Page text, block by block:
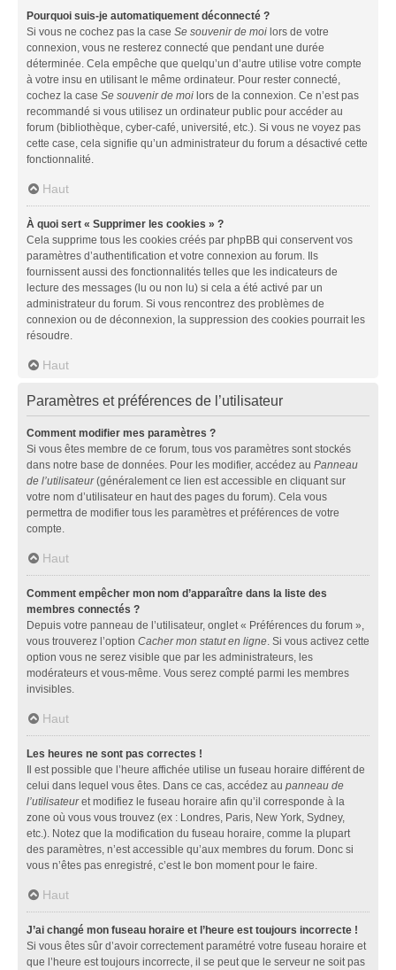
Pourquoi suis-je automatiquement déconnecté ?
Si vous ne cochez pas la case Se souvenir de moi lors de votre
connexion, vous ne resterez connecté que pendant une durée
déterminée. Cela empêche que quelqu’un d’autre utilise votre compte
à votre insu en utilisant le même ordinateur. Pour rester connecté,
cochez la case Se souvenir de moi lors de la connexion. Ce n’est pas
recommandé si vous utilisez un ordinateur public pour accéder au
forum (bibliothèque, cyber-café, université, etc.). Si vous ne voyez pas
cette case, cela signifie qu’un administrateur du forum a désactivé cette
fonctionnalité.
Haut
À quoi sert « Supprimer les cookies » ?
Cela supprime tous les cookies créés par phpBB qui conservent vos
paramètres d’authentification et votre connexion au forum. Ils
fournissent aussi des fonctionnalités telles que les indicateurs de
lecture des messages (lu ou non lu) si cela a été activé par un
administrateur du forum. Si vous rencontrez des problèmes de
connexion ou de déconnexion, la suppression des cookies pourrait les
résoudre.
Haut
Paramètres et préférences de l’utilisateur
Comment modifier mes paramètres ?
Si vous êtes membre de ce forum, tous vos paramètres sont stockés
dans notre base de données. Pour les modifier, accédez au Panneau
de l’utilisateur(généralement ce lien est accessible en cliquant sur
votre nom d’utilisateur en haut des pages du forum). Cela vous
permettra de modifier tous les paramètres et préférences de votre
compte.
Haut
Comment empêcher mon nom d’apparaître dans la liste des
membres connectés ?
Depuis votre panneau de l’utilisateur, onglet « Préférences du forum »,
vous trouverez l’option Cacher mon statut en ligne. Si vous activez cette
option vous ne serez visible que par les administrateurs, les
modérateurs et vous-même. Vous serez compté parmi les membres
invisibles.
Haut
Les heures ne sont pas correctes !
Il est possible que l’heure affichée utilise un fuseau horaire différent de
celui dans lequel vous êtes. Dans ce cas, accédez au panneau de
l’utilisateuret modifiez le fuseau horaire afin qu’il corresponde à la
zone où vous vous trouvez (ex : Londres, Paris, New York, Sydney,
etc.). Notez que la modification du fuseau horaire, comme la plupart
des paramètres, n’est accessible qu’aux membres du forum. Donc si
vous n’êtes pas enregistré, c’est le bon moment pour le faire.
Haut
J’ai changé mon fuseau horaire et l’heure est toujours incorrecte !
Si vous êtes sûr d’avoir correctement paramétré votre fuseau horaire et
que l’heure est toujours incorrecte, il se peut que le serveur ne soit pas